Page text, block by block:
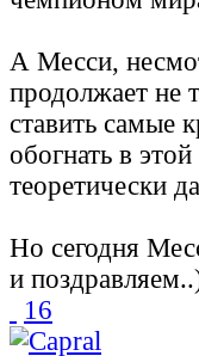
А Месси,
продолжает не
ставить самые
обогнать в
теоретически
Но сегодня
и
16